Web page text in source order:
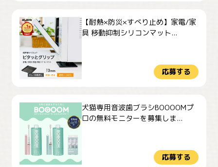
【耐熱×防災×すべり止め】家電/家
具 移動抑制シリコンマット...
応募する
犬猫専用音波歯ブラシBOOOOMプ
ロの無料モニターを募集しま...
応募する